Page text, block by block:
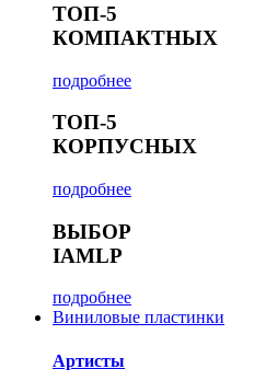
ТОП-5
КОМПАКТНЫХ
подробнее
ТОП-5
КОРПУСНЫХ
подробнее
ВЫБОР
IAMLP
подробнее
Виниловые пластинки
Артисты